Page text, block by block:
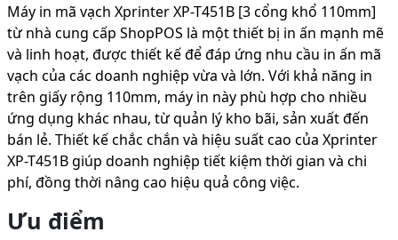
Máy in mã vạch Xprinter XP-T451B [3 cổng khổ 110mm]
từ nhà cung cấp ShopPOS là một thiết bị in ấn mạnh mẽ
và linh hoạt, được thiết kế để đáp ứng nhu cầu in ấn mã
vạch của các doanh nghiệp vừa và lớn. Với khả năng in
trên giấy rộng 110mm, máy in này phù hợp cho nhiều
ứng dụng khác nhau, từ quản lý kho bãi, sản xuất đến
bán lẻ. Thiết kế chắc chắn và hiệu suất cao của Xprinter
XP-T451B giúp doanh nghiệp tiết kiệm thời gian và chi
phí, đồng thời nâng cao hiệu quả công việc.
Ưu điểm